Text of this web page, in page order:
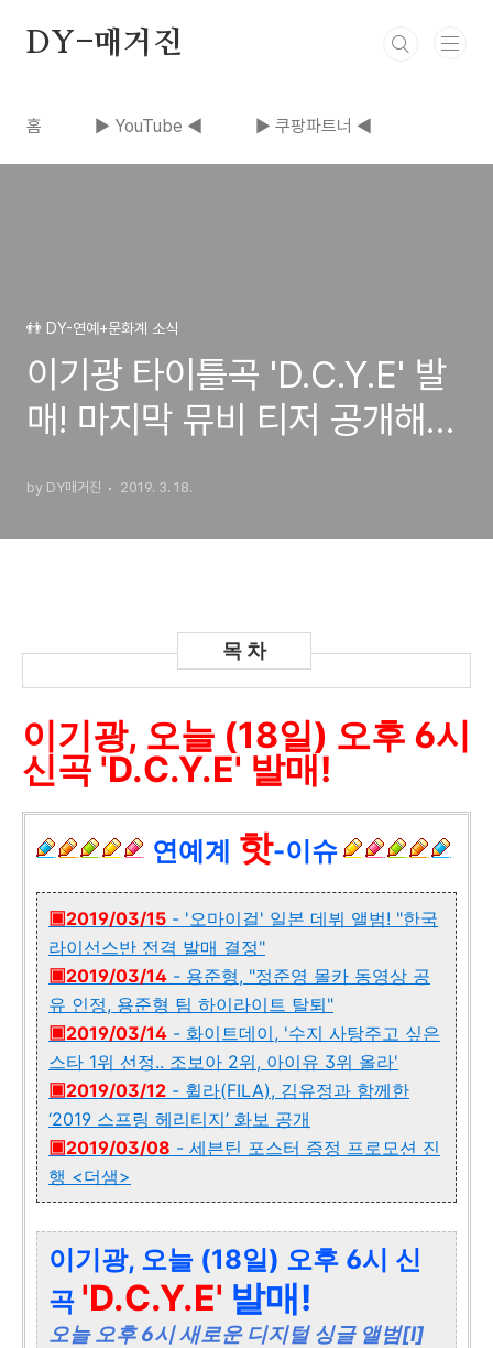
DY-매거진
홈 ▶ YouTube ◀ ▶ 쿠팡파트너 ◀
👬 DY-연예+문화계 소식
이기광 타이틀곡 'D.C.Y.E' 발
매! 마지막 뮤비 티저 공개해
by DY매거진 2019. 3. 18.
이기광, 오늘 (18일) 오후 6시
신곡 'D.C.Y.E' 발매!
연예계 핫-이슈
▣2019/03/15 - '오마이걸' 일본 데뷔 앨범! "한국
라이선스반 전격 발매 결정"
▣2019/03/14 - 용준형, "정준영 몰카 동영상 공
유 인정, 용준형 팀 하이라이트 탈퇴"
▣2019/03/14 - 화이트데이, '수지 사탕주고 싶은
스타 1위 선정.. 조보아 2위, 아이유 3위 올라'
▣2019/03/12 - 휠라(FILA), 김유정과 함께한
‘2019 스프링 헤리티지’ 화보 공개
▣2019/03/08 - 세븐틴 포스터 증정 프로모션 진
행 <더샘>
이기광, 오늘 (18일) 오후 6시 신
곡 'D.C.Y.E' 발매!
오늘 오후 6시 새로운 디지털 싱글 앨범[I]